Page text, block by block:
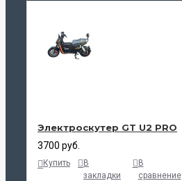
Электроскутер GT U2 PRO
3700 руб.
Купить
В
закладки
В
сравнение